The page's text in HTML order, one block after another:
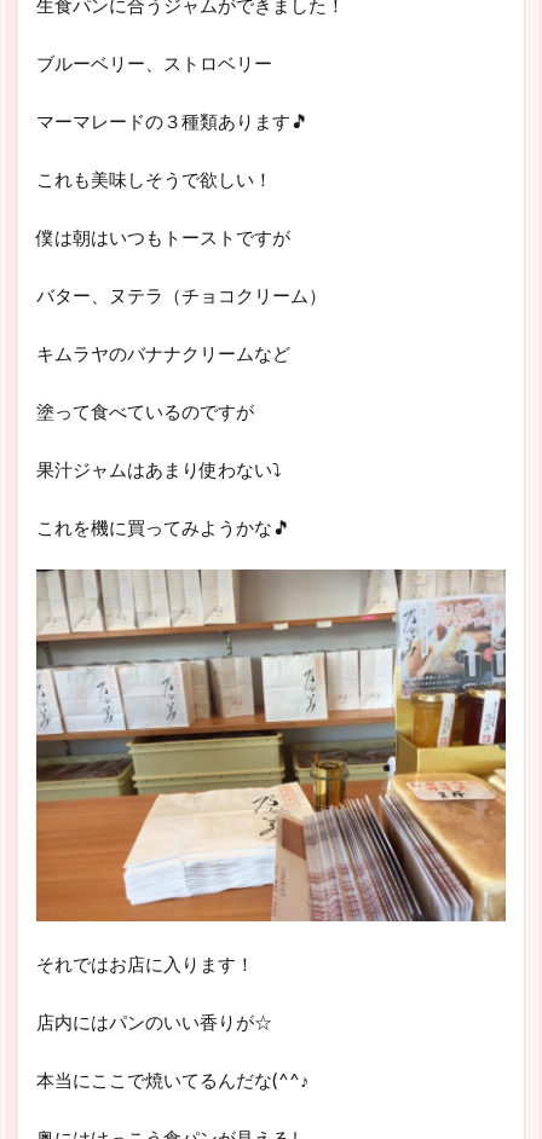
生食パンに合うジャムができました！
ブルーベリー、ストロベリー
マーマレードの３種類あります🎵
これも美味しそうで欲しい！
僕は朝はいつもトーストですが
バター、ヌテラ（チョコクリーム）
キムラヤのバナナクリームなど
塗って食べているのですが
果汁ジャムはあまり使わない⤵
これを機に買ってみようかな🎵
それではお店に入ります！
店内にはパンのいい香りが☆
本当にここで焼いてるんだな(^^♪